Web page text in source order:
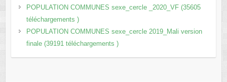
POPULATION COMMUNES sexe_cercle _2020_VF (35605
téléchargements )
POPULATION COMMUNES sexe_cercle 2019_Mali version
finale (39191 téléchargements )